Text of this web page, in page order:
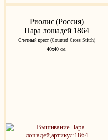
Риолис (Россия)
Пара лошадей 1864
Счетный крест (Counted Cross Stitch)
40х40 см.